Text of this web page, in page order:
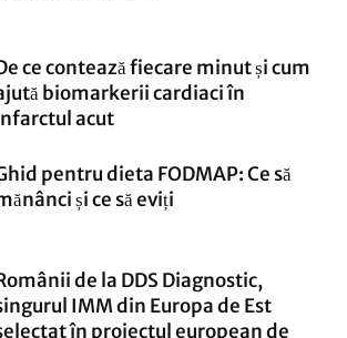
ce contează fiecare minut și cum
biomarkerii cardiaci în
acut
pentru dieta FODMAP: Ce să
și ce să eviți
de la DDS Diagnostic,
IMM din Europa de Est
în proiectul european de